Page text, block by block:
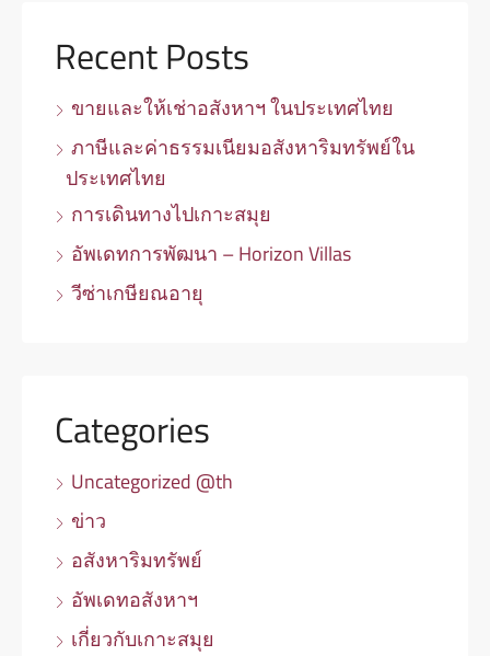
Recent Posts
ขายและให้เช่าอสังหาฯ ในประเทศไทย
ภาษีและค่าธรรมเนียมอสังหาริมทรัพย์ใน
ประเทศไทย
การเดินทางไปเกาะสมุย
อัพเดทการพัฒนา – Horizon Villas
วีซ่าเกษียณอายุ
Categories
Uncategorized @th
ข่าว
อสังหาริมทรัพย์
อัพเดทอสังหาฯ
เกี่ยวกับเกาะสมุย